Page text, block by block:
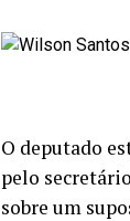
O deputado
pelo
sobre um